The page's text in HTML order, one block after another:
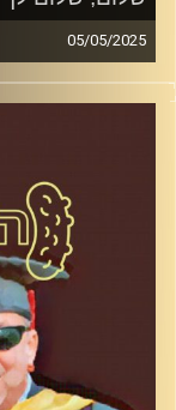
05/05/2025
המערכת
דוד ופרופסור
קרדיט תמונות: